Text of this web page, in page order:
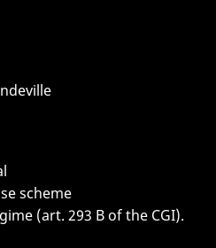
scheme
(art. 293 B of the CGI).